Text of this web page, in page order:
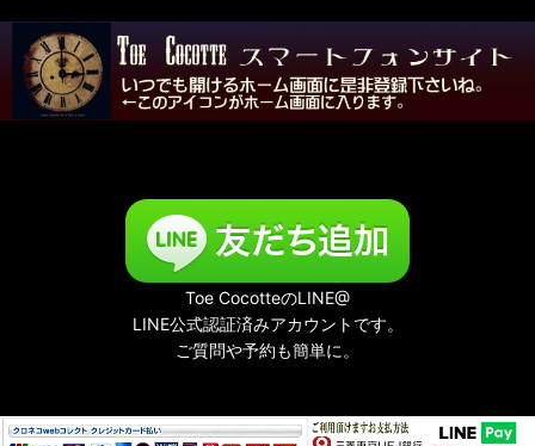
Toe CocotteのLINE@
LINE公式認証済みアカウントです。
ご質問や予約も簡単に。